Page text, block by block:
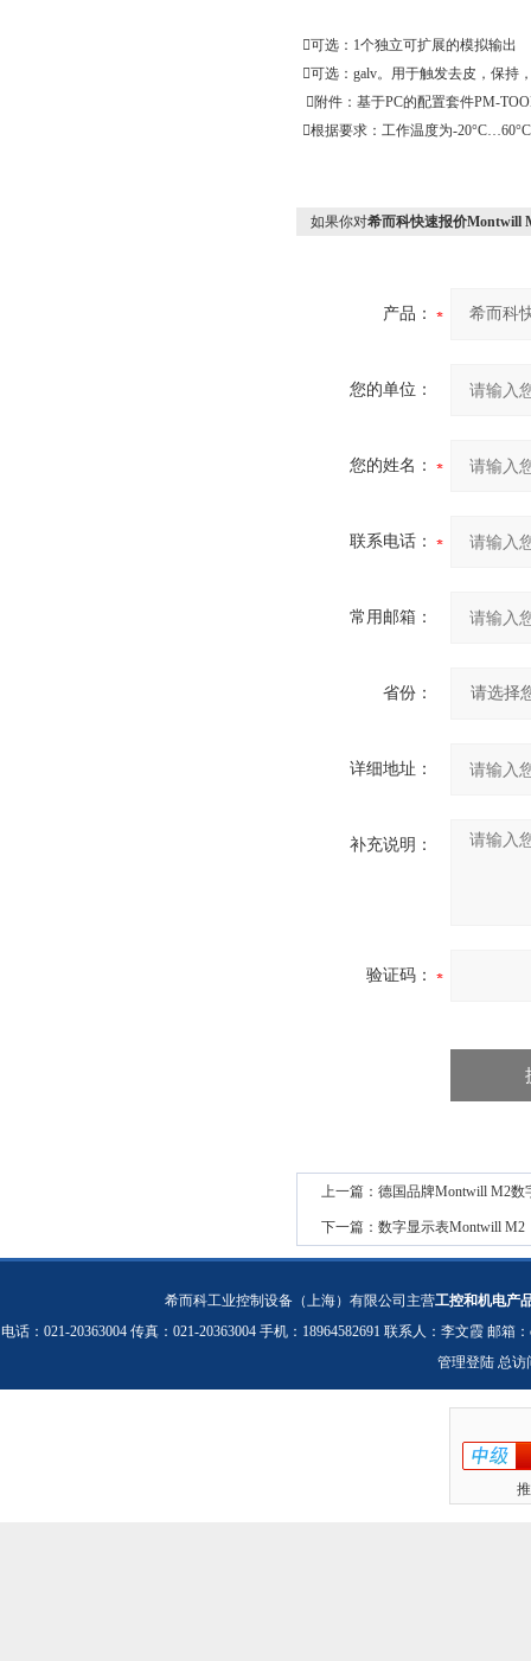
可选： 1个独立可扩展的模拟输出
可选： galv。用于触发去皮，保持
附件：基于PC的配置套件PM-
根据要求：工作温度为-20°C…60°C
如果你对希而科快速报价Montwill
产品：
您的单位：
您的姓名：
联系电话：
常用邮箱：
省份：
详细地址：
补充说明：
验证码：
上一篇： 德国品牌Montwill M2数
下一篇： 数字显示表Montwill M2
希而科工业控制设备（上海）有限公司主营工控和机电产
电话：021-20363004 传真：021-20363004 手机：18964582691 联系人：李文霞 邮箱：
管理登陆 总访